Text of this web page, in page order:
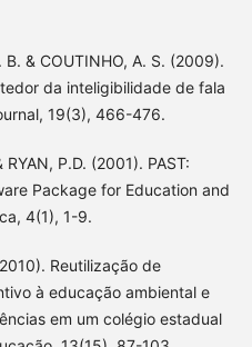
B. & COUTINHO, A. S. (2009).
da inteligibilidade de fala
19(3), 466-476.
RYAN, P.D. (2001). PAST:
Package for Education and
4(1), 1-9.
Reutilização de
à educação ambiental e
em um colégio estadual